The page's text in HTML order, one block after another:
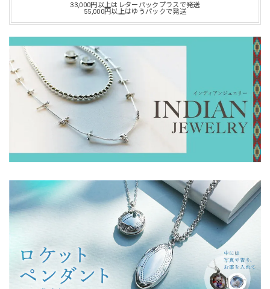
33,000円以上はレターパックプラスで発送
55,000円以上はゆうパックで発送